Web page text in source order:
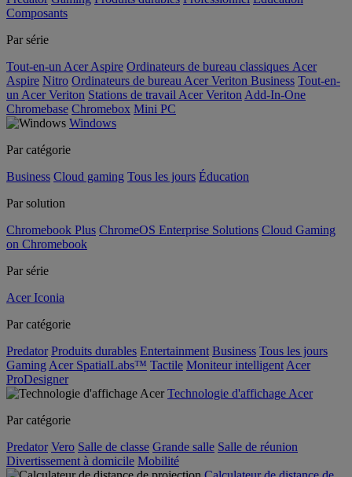
Composants
Par série
Tout-en-un Acer Aspire Ordinateurs de bureau classiques Acer
Aspire Nitro Ordinateurs de bureau Acer Veriton Business Tout-en-
un Acer Veriton Stations de travail Acer Veriton Add-In-One
Chromebase Chromebox Mini PC
Windows
Par catégorie
Business Cloud gaming Tous les jours Éducation
Par solution
Chromebook Plus ChromeOS Enterprise Solutions Cloud Gaming
on Chromebook
Par série
Acer Iconia
Par catégorie
Predator Produits durables Entertainment Business Tous les jours
Gaming Acer SpatialLabs™ Tactile Moniteur intelligent Acer
ProDesigner
Technologie d'affichage Acer
Par catégorie
Predator Vero Salle de classe Grande salle Salle de réunion
Divertissement à domicile Mobilité